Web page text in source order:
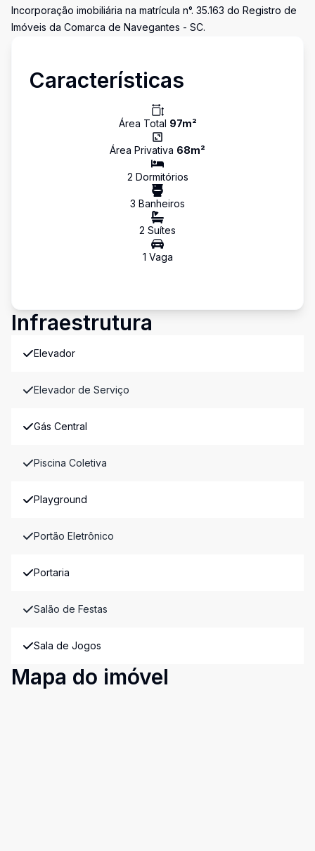
Incorporação imobiliária na matrícula n°. 35.163 do Registro de
Imóveis da Comarca de Navegantes - SC.
Características
Área Total 97m²
Área Privativa 68m²
2 Dormitórios
3 Banheiros
2 Suítes
1 Vaga
Infraestrutura
Elevador
Elevador de Serviço
Gás Central
Piscina Coletiva
Playground
Portão Eletrônico
Portaria
Salão de Festas
Sala de Jogos
Mapa do imóvel